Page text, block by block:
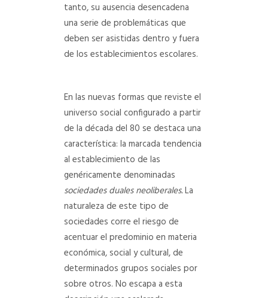
tanto, su ausencia desencadena
una serie de problemáticas que
deben ser asistidas dentro y fuera
de los establecimientos escolares.
En las nuevas formas que reviste el
universo social configurado a partir
de la década del 80 se destaca una
característica: la marcada tendencia
al establecimiento de las
genéricamente denominadas
sociedades duales neoliberales.La
naturaleza de este tipo de
sociedades corre el riesgo de
acentuar el predominio en materia
económica, social y cultural, de
determinados grupos sociales por
sobre otros. No escapa a esta